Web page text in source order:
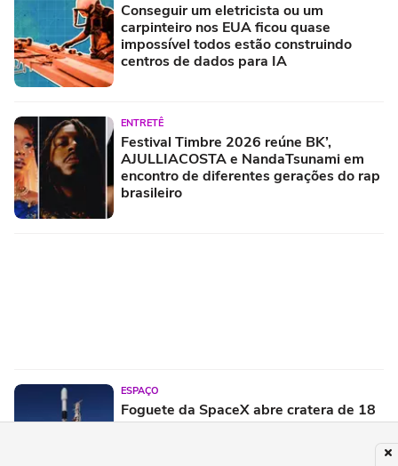
Conseguir um eletricista ou um
carpinteiro nos EUA ficou quase
impossível todos estão construindo
centros de dados para IA
ENTRETÊ
Festival Timbre 2026 reúne BK’,
AJULLIACOSTA e NandaTsunami em
encontro de diferentes gerações do rap
brasileiro
ESPAÇO
Foguete da SpaceX abre cratera de 18
metros na Lua, afirma Nasa